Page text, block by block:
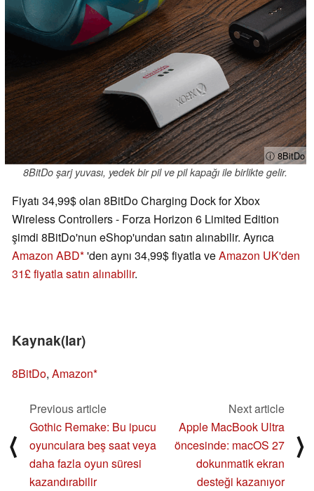
ⓘ 8BitDo
8BitDo şarj yuvası, yedek bir pil ve pil kapağı ile birlikte gelir.
Fiyatı 34,99$ olan 8BitDo Charging Dock for Xbox
Wireless Controllers - Forza Horizon 6 Limited Edition
şimdi 8BitDo'nun eShop'undan satın alınabilir. Ayrıca
Amazon ABD 'den aynı 34,99$ fiyatla veAmazon UK'den
31£ fiyatla satın alınabilir.
Kaynak(lar)
8BitDo, Amazon
⟨
Previous article
Gothic Remake: Bu ipucu
oyunculara beş saat veya
daha fazla oyun süresi
kazandırabilir
Next article
Apple MacBook Ultra
öncesinde: macOS 27
dokunmatik ekran
desteği kazanıyor
⟩